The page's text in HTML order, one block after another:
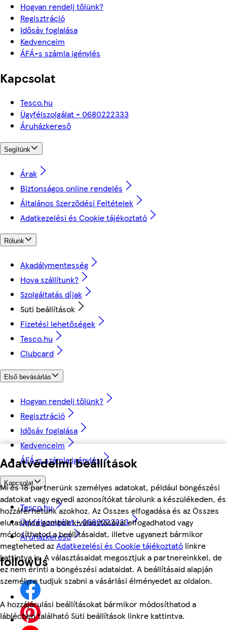
Adatvédelmi beállítások
Mi és 18 partnerünk személyes adatokat, például böngészési
adatokat vagy egyedi azonosítókat tárolunk a készülékeden, és
hozzáférhetünk azokhoz. Az Összes elfogadása és az Összes
elutasítása gombok kiválasztásával elfogadhatod vagy
módosíthatod a beállításaidat, illetve ugyanezt bármikor
megteheted azAdatkezelési és Cookie tájékoztató linkre
kattintva is. A választásaidat megosztjuk a partnereinkkel, de
ez nem érinti a böngészési adataidat. A beállításaid alapján
személyre tudjuk szabni a vásárlási élményedet az oldalon.
A hozzájárulási beállításokat bármikor módosíthatod a
láblécben található Süti beállítások linkre kattintva.
Hogyan rendelj tőlünk?
Regisztráció
Idősáv foglalása
Kedvenceim
ÁFÁ-s számla igénylés
Kapcsolat
Tesco.hu
Ügyfélszolgálat - 0680222333
Áruházkereső
Segítünk
Árak
Biztonságos online rendelés
Általános Szerződési Feltételek
Adatkezelési és Cookie tájékoztató
Rólunk
Akadálymentesség
Hova szállítunk?
Szolgáltatás díjak
Süti beállítások
Fizetési lehetőségek
Tesco.hu
Clubcard
Első bevásárlás
Hogyan rendelj tőlünk?
Regisztráció
Idősáv foglalása
Kedvenceim
ÁFÁ-s számla igénylés
Kapcsolat
Tesco.hu
Ügyfélszolgálat - 0680222333
Áruházkereső
followUs